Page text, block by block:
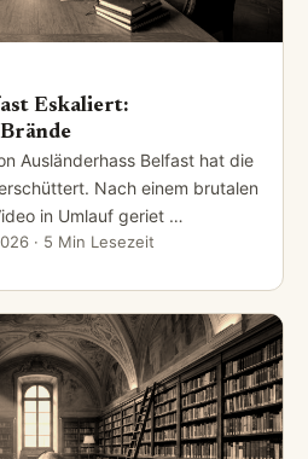
Eskaliert:
Ausländerhass Belfast hat die
Nach einem brutalen
in Umlauf geriet …
· 5 Min Lesezeit